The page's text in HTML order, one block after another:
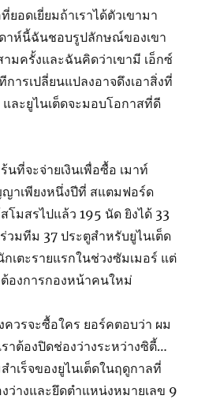
อดเยี่ยมถ้าเราได้ตัวเขามา
าห์นี้ฉันชอบรูปลักษณ์ของเขา
ามครั้งและฉันคิดว่าเขามี เอ็กซ์
ารเปลี่ยนแปลงอาจดึงเอาสิ่งที่
ละยูไนเต็ดจะมอบโอกาสที่ดี
ที่จะจ่ายเงินเพื่อซื้อ เมาท์
ญาเพียงหนึ่งปีที่ สแตมฟอร์ด
โมสรไปแล้ว 195 นัด ยิงได้ 33
วมทีม 37 ประตูสำหรับยูไนเต็ด
เตะรายแรกในช่วงซัมเมอร์ แต่
ต้องการกองหน้าคนใหม่
ควรจะซื้อใคร ยอร์คตอบว่า ผม
ราต้องปิดช่องว่างระหว่างซิตี้…
เร็จของยูไนเต็ดในฤดูกาลที่
ว่างและยึดตำแหน่งหมายเลข 9